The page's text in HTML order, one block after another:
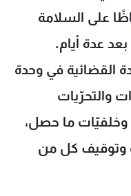
على السلامة
بعد عدة أيام.
القضائية في وحدة
والتحرّيات
ما حصل،
وتوقيف كل من